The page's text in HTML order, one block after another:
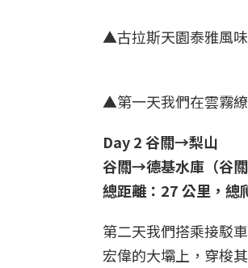
▲古拉斯天園泰雅風味
▲第一天我們在雲霧繚
Day 2 谷關→梨山
谷關→德基水庫（谷
總距離：27 公里，總
第二天我們搭乘接駁
宏偉的大壩上，穿梭